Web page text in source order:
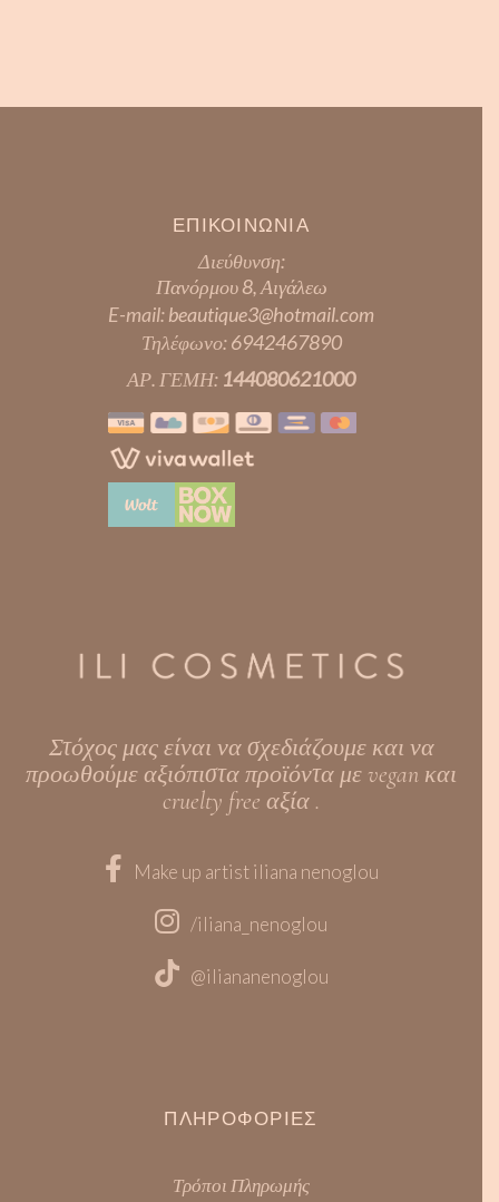
ΕΠΙΚΟΙΝΩΝΙΑ
Διεύθυνση:
Πανόρμου 8, Αιγάλεω
E-mail:beautique3@hotmail.com
Τηλέφωνο:6942467890
ΑΡ. ΓΕΜΗ: 144080621000
Στόχος μας είναι να σχεδιάζουμε και να
προωθούμε αξιόπιστα προϊόντα με vegan και
cruelty free αξία .
Make up artist iliana nenoglou
/iliana_nenoglou
@iliananenoglou
ΠΛΗΡΟΦΟΡΊΕΣ
Τρόποι Πληρωμής